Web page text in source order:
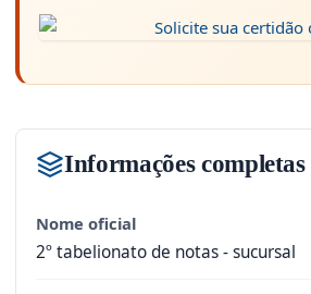
Informações
Nome oficial
2º tabelionato de notas - sucursal